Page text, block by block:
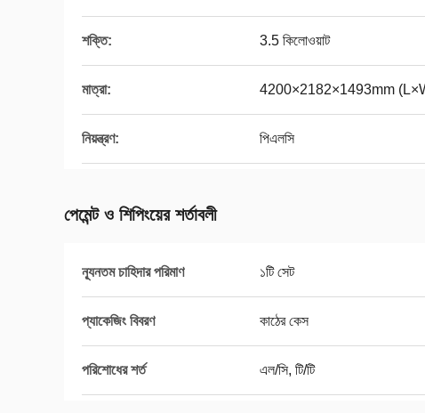
শক্তি: 3.5 কিলোওয়াট
মাত্রা: 4200×2182×1493mm
নিয়ন্ত্রণ: পিএলসি
পেমেন্ট ও শিপিংয়ের শর্তাবলী
ন্যূনতম চাহিদার পরিমাণ ১টি সেট
প্যাকেজিং বিবরণ কাঠের কেস
পরিশোধের শর্ত এল/সি, টি/টি